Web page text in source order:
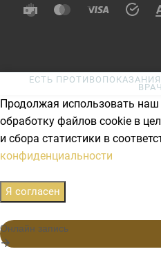
ЕСТЬ
Продолжая использовать наш
обработку файлов cookie в
и сбора статистики в
конфиденциальности
Я согласен